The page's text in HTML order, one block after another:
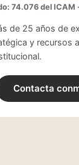
74.076 del ICAM
de 25 años de
y recursos
Contacta